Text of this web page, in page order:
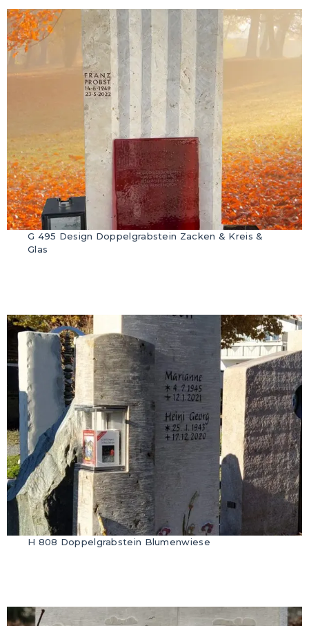
G 495 Design Doppelgrabstein Zacken & Kreis &
Glas
H 808 Doppelgrabstein Blumenwiese